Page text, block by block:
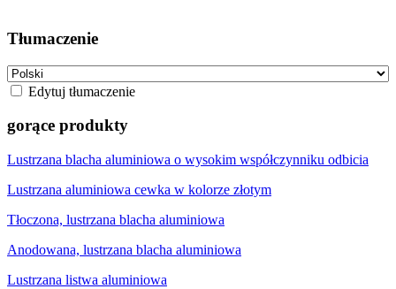
Tłumaczenie
Edytuj tłumaczenie
gorące produkty
Lustrzana blacha aluminiowa o wysokim współczynniku odbicia
Lustrzana aluminiowa cewka w kolorze złotym
Tłoczona, lustrzana blacha aluminiowa
Anodowana, lustrzana blacha aluminiowa
Lustrzana listwa aluminiowa